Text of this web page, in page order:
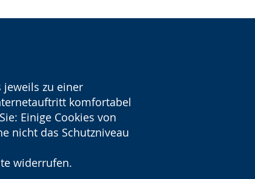
jeweils zu einer
komfortabel
Einige Cookies von
nicht das Schutzniveau
widerrufen.